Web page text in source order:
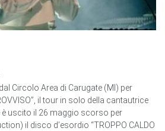
Circolo Area di Carugate (MI) per
il tour in solo della cantautrice
è uscito il 26 maggio scorso per
il disco d’esordio “TROPPO CALDO